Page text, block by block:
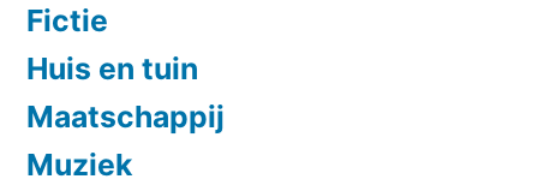
Fictie
Huis en tuin
Maatschappij
Muziek